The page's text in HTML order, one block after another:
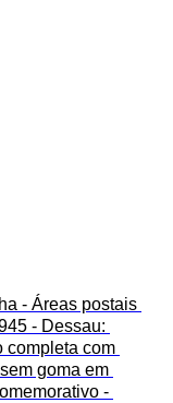
- Áreas postais
- Dessau:
completa com
goma em
-